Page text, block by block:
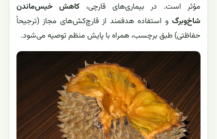
مؤثر است. در بیماری‌های قارچی، کاهش خیس‌ماندن
شاخ‌وبرگو استفاده هدفمند از قارچ‌کش‌های مجاز (ترجیحاً
حفاظتی) طبق برچسب، همراه با پایش منظم توصیه می‌شود.